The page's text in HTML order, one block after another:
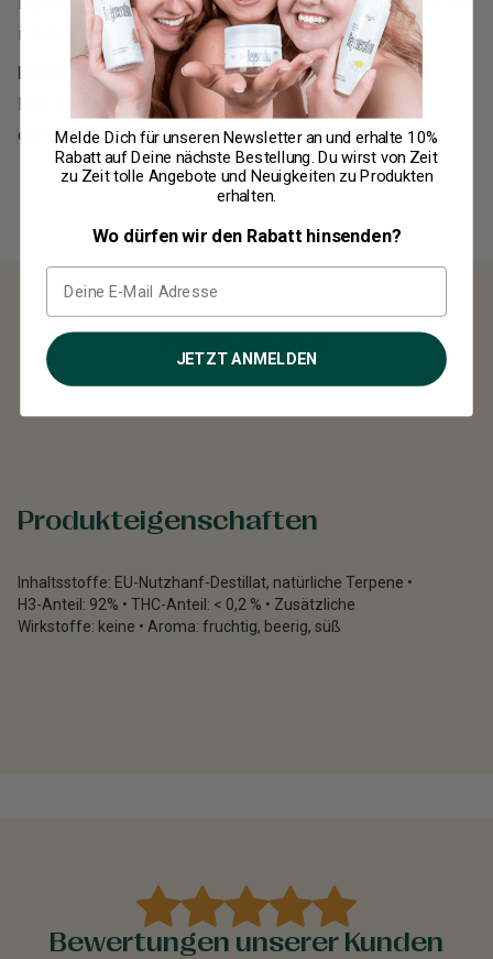
ins Ausland geführt werden.
Haltbarkeit:
Das Mindesthaltbarkeitsdatum ist der Verpackung zu
entnehmen.
Inhaltsstoffe
Produkteigenschaften
Inhaltsstoffe: EU-Nutzhanf-Destillat, natürliche Terpene •
H3-Anteil: 92% • THC-Anteil: < 0,2 % • Zusätzliche
Wirkstoffe: keine • Aroma: fruchtig, beerig, süß
Bewertungen unserer Kunden
Melde Dich für unseren Newsletter an und erhalte 10%
Rabattauf Deine nächste Bestellung. Du wirst von Zeit
zu Zeit tolle Angebote und Neuigkeiten zu Produkten
erhalten.
Wo dürfen wir den Rabatt hinsenden?
JETZT ANMELDEN